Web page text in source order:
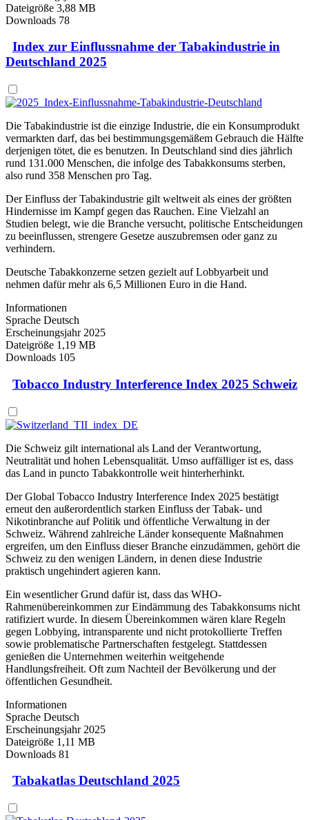
Dateigröße 3,88 MB
Downloads 78
Index zur Einflussnahme der Tabakindustrie in
Deutschland 2025
Die Tabakindustrie ist die einzige Industrie, die ein Konsumprodukt
vermarkten darf, das bei bestimmungsgemäßem Gebrauch die Hälfte
derjenigen tötet, die es benutzen. In Deutschland sind dies jährlich
rund 131.000 Menschen, die infolge des Tabakkonsums sterben,
also rund 358 Menschen pro Tag.
Der Einfluss der Tabakindustrie gilt weltweit als eines der größten
Hindernisse im Kampf gegen das Rauchen. Eine Vielzahl an
Studien belegt, wie die Branche versucht, politische Entscheidungen
zu beeinflussen, strengere Gesetze auszubremsen oder ganz zu
verhindern.
Deutsche Tabakkonzerne setzen gezielt auf Lobbyarbeit und
nehmen dafür mehr als 6,5 Millionen Euro in die Hand.
Informationen
Sprache Deutsch
Erscheinungsjahr 2025
Dateigröße 1,19 MB
Downloads 105
Tobacco Industry Interference Index 2025 Schweiz
Die Schweiz gilt international als Land der Verantwortung,
Neutralität und hohen Lebensqualität. Umso auffälliger ist es, dass
das Land in puncto Tabakkontrolle weit hinterherhinkt.
Der Global Tobacco Industry Interference Index 2025 bestätigt
erneut den außerordentlich starken Einfluss der Tabak- und
Nikotinbranche auf Politik und öffentliche Verwaltung in der
Schweiz. Während zahlreiche Länder konsequente Maßnahmen
ergreifen, um den Einfluss dieser Branche einzudämmen, gehört die
Schweiz zu den wenigen Ländern, in denen diese Industrie
praktisch ungehindert agieren kann.
Ein wesentlicher Grund dafür ist, dass das WHO-
Rahmenübereinkommen zur Eindämmung des Tabakkonsums nicht
ratifiziert wurde. In diesem Übereinkommen wären klare Regeln
gegen Lobbying, intransparente und nicht protokollierte Treffen
sowie problematische Partnerschaften festgelegt. Stattdessen
genießen die Unternehmen weiterhin weitgehende
Handlungsfreiheit. Oft zum Nachteil der Bevölkerung und der
öffentlichen Gesundheit.
Informationen
Sprache Deutsch
Erscheinungsjahr 2025
Dateigröße 1,11 MB
Downloads 81
Tabakatlas Deutschland 2025